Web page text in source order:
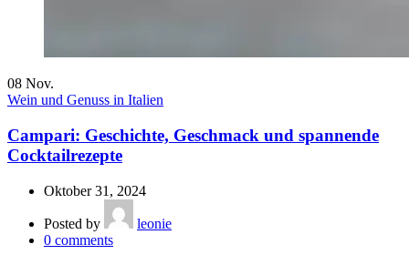
08 Nov.
Wein und Genuss in Italien
Campari: Geschichte, Geschmack und spannende
Cocktailrezepte
Oktober 31, 2024
Posted by
leonie
0 comments